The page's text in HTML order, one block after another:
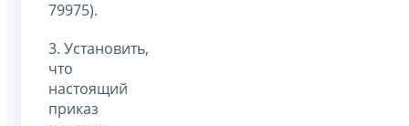
79975).
3. Установить,
что
настоящий
приказ